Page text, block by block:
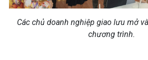
Các chủ doanh nghiệp giao lưu mở
chương trình.